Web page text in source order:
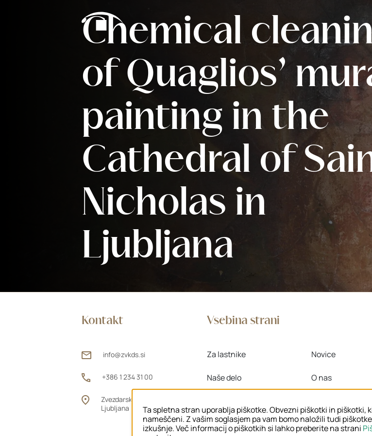
Chemical
of Quaglios’
painting in the
Cathedral of
Nicholas in
Ljubljana
Kontakt
info@zvkds.si
+386 1 234 31 00
Zvezdarska ulica 1, 1000
Ljubljana
Vsebina strani
Za lastnike
Naše delo
Novice
O nas
Ta spletna stran uporablja piškotke. Obvezni piškotki in piškotki,
nameščeni. Z vašim soglasjem pa vam bomo naložili tudi
izkušnje. Več informacij o piškotkih si lahko preberite na strani